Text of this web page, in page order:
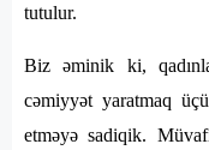
tutulur.
Biz əminik ki,
cəmiyyət yaratmaq
etməyə sadiqik.